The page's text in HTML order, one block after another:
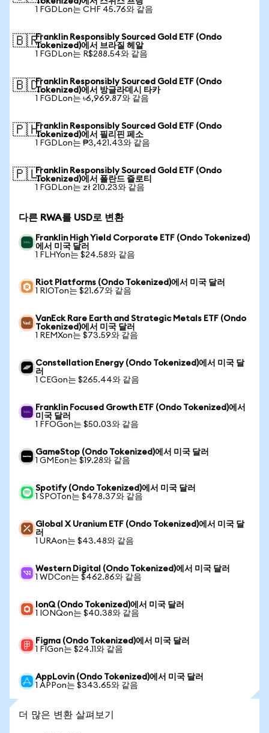
1 FGDLon는 CHF 45.76와 같음
🇧🇷Franklin Responsibly Sourced Gold ETF (Ondo
Tokenized)에서 브라질 헤알
1 FGDLon는 R$288.54와 같음
🇧🇩Franklin Responsibly Sourced Gold ETF (Ondo
Tokenized)에서 방글라데시 타카
1 FGDLon는 ৳6,969.87와 같음
🇵🇭Franklin Responsibly Sourced Gold ETF (Ondo
Tokenized)에서 필리핀 페소
1 FGDLon는 ₱3,421.43와 같음
🇵🇱Franklin Responsibly Sourced Gold ETF (Ondo
Tokenized)에서 폴란드 즐로티
1 FGDLon는 zł 210.23와 같음
다른 RWA를 USD로 변환
Franklin High Yield Corporate ETF (Ondo Tokenized)
에서 미국 달러
1 FLHYon는 $24.58와 같음
Riot Platforms (Ondo Tokenized)에서 미국 달러
1 RIOTon는 $21.67와 같음
VanEck Rare Earth and Strategic Metals ETF (Ondo
Tokenized)에서 미국 달러
1 REMXon는 $73.59와 같음
Constellation Energy (Ondo Tokenized)에서 미국 달
러
1 CEGon는 $265.44와 같음
Franklin Focused Growth ETF (Ondo Tokenized)에서
미국 달러
1 FFOGon는 $50.03와 같음
GameStop (Ondo Tokenized)에서 미국 달러
1 GMEon는 $19.28와 같음
Spotify (Ondo Tokenized)에서 미국 달러
1 SPOTon는 $478.37와 같음
Global X Uranium ETF (Ondo Tokenized)에서 미국 달
러
1 URAon는 $43.48와 같음
Western Digital (Ondo Tokenized)에서 미국 달러
1 WDCon는 $462.86와 같음
IonQ (Ondo Tokenized)에서 미국 달러
1 IONQon는 $40.38와 같음
Figma (Ondo Tokenized)에서 미국 달러
1 FIGon는 $24.11와 같음
AppLovin (Ondo Tokenized)에서 미국 달러
1 APPon는 $343.65와 같음
더 많은 변환 살펴보기